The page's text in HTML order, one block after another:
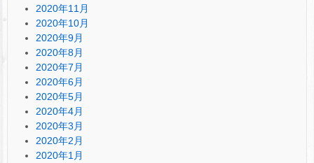
2020年11月
2020年10月
2020年9月
2020年8月
2020年7月
2020年6月
2020年5月
2020年4月
2020年3月
2020年2月
2020年1月